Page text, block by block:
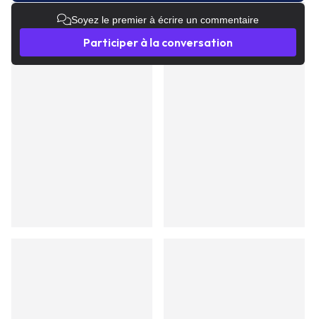
Soyez le premier à écrire un commentaire
Participer à la conversation